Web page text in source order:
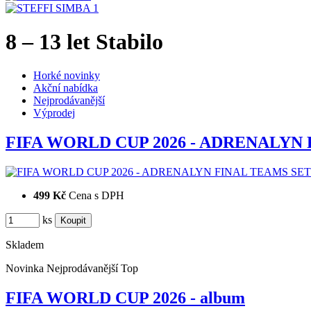
8 – 13 let Stabilo
Horké novinky
Akční nabídka
Nejprodávanější
Výprodej
FIFA WORLD CUP 2026 -
499 Kč Cena s DPH
ks
Skladem
Novinka Nejprodávanější Top
FIFA WORLD CUP 2026 - album